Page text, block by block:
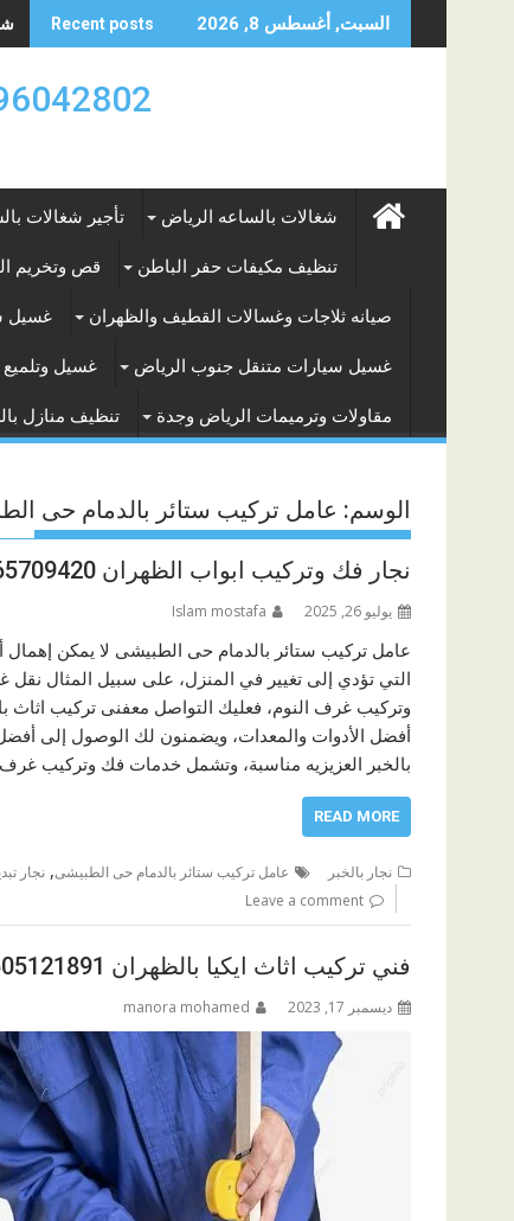
to
السبت, أغسطس 8, 2026 Recent posts
0596042802 تأجير العماله المنزليه
شغالات بالساعه الرياض تأجير شغالات
تنظيف مكيفات حفر الباطن قص وتخريم
صيانه ثلاجات وغسالات القطيف والظهران غسيل
غسيل سيارات متنقل جنوب الرياض غسيل
مقاولات وترميمات الرياض وجدة تنظيف منازل
الوسم: عامل تركيب ستائر بالدمام حى
نجار فك وتركيب ابواب الظهران 0565709420
يوليو 26, 2025 Islam mostafa
عامل تركيب ستائر بالدمام حى الطبيشى لا يمكن
التي تؤدي إلى تغيير في المنزل، على سبيل المثال
وتركيب غرف النوم، فعليك التواصل معفنى تركيب اثاث
أفضل الأدوات والمعدات، ويضمنون لك الوصول إلى
بالخبر العزيزيه مناسبة، وتشمل خدمات فك وتركيب غرف
READ MORE
نجار بالخبر عامل تركيب ستائر بالدمام حى الطبيشى, نجار
Leave a comment
فني تركيب اثاث ايكيا بالظهران 0505121891
ديسمبر 17, 2023 manora mohamed